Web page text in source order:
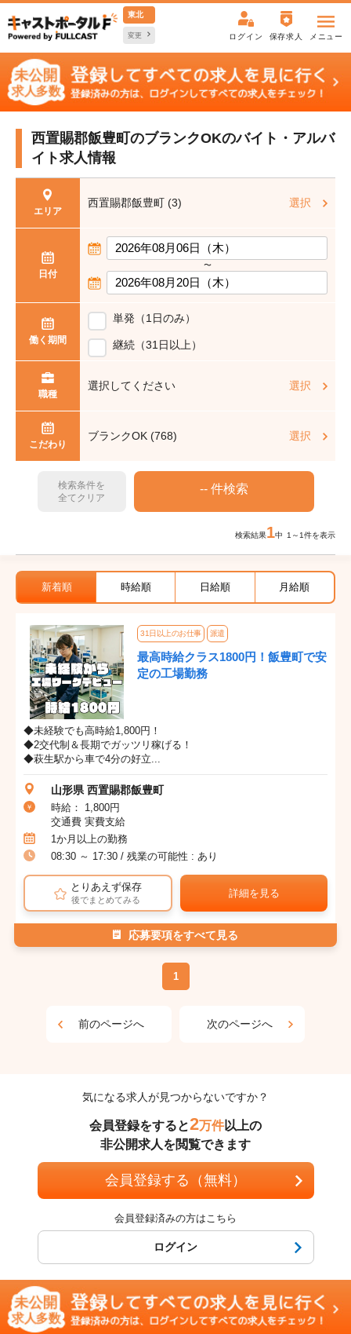
東北
変更 ログイン 保存求人 メニュー
西置賜郡飯豊町のブランクOKのバイト・アルバ
イト求人情報
エリア
西置賜郡飯豊町 (3) 選択
日付
〜
働く期間
単発（1日のみ）
継続（31日以上）
職種
選択してください 選択
こだわり
ブランクOK (768) 選択
検索条件を
全てクリア
検索結果1中 1～1件を表示
新着順 時給順 日給順 月給順
31日以上のお仕事 派遣
最高時給クラス1800円！飯豊町で安
定の工場勤務
◆未経験でも高時給1,800円！
◆2交代制＆長期でガッツリ稼げる！
◆萩生駅から車で4分の好立...
山形県 西置賜郡飯豊町
時給： 1,800円
交通費 実費支給
1か月以上の勤務
08:30 ～ 17:30 / 残業の可能性 : あり
とりあえず保存
後でまとめてみる
詳細を見る
応募要項をすべて見る
1
前のページへ 次のページへ
気になる求人が見つからないですか？
会員登録をすると2万件以上の
非公開求人を閲覧できます
会員登録する（無料）
会員登録済みの方はこちら
ログイン